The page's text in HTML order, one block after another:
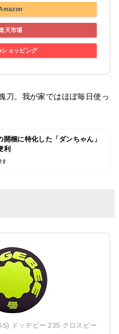
天市場
ショッピング
刀。我が家ではほぼ毎日使っ
開梱に特化した「ダンちゃん」
利
ドッヂビー 235 クロスビー